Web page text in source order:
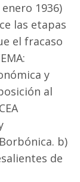
enero 1936)
las etapas
el fracaso
y
al
b)
de